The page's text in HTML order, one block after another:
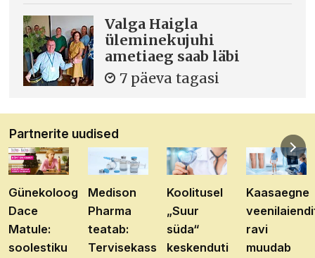
Valga Haigla
üleminekujuhi
ametiaeg saab läbi
7 päeva tagasi
Partnerite uudised
Günekoloog
Dace
Matule:
soolestiku
Medison
Pharma
teatab:
Tervisekassa
Koolitusel
„Suur
süda“
keskenduti
Kaasaegne
ravi
muudab